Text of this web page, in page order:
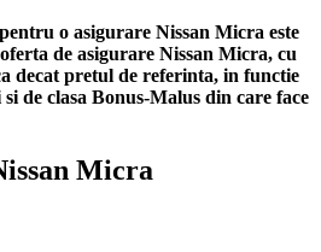
o asigurare Nissan Micra este
de asigurare Nissan Micra, cu
decat pretul de referinta, in functie
de clasa Bonus-Malus din care face
Micra